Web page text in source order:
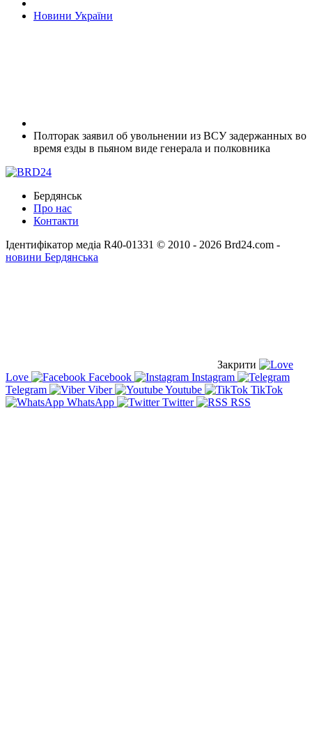
Новини України
Полторак заявил об увольнении из ВСУ задержанных во
время езды в пьяном виде генерала и полковника
Бердянськ
Про нас
Контакти
Ідентифікатор медіа R40-01331 © 2010 - 2026 Brd24.com -
новини Бердянська
Закрити
Love
Facebook
Instagram
Telegram
Viber Youtube
TikTok
WhatsApp
Twitter RSS